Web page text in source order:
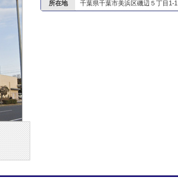
所在地
千葉県千葉市美浜区磯辺５丁目1-1